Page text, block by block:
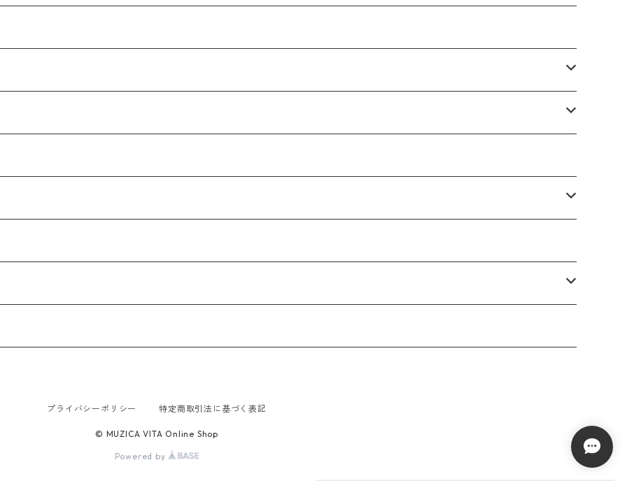
プライバシーポリシー 特定商取引法に基づく表記
© MUZICA VITA Online Shop
Powered by